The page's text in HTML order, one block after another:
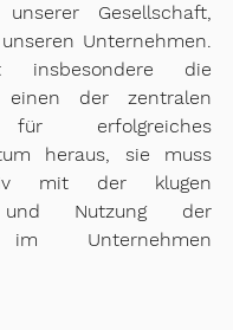
Gesellschaft,
Unternehmen.
insbesondere die
einen der zentralen
für erfolgreiches
heraus, sie muss
mit der klugen
und Nutzung der
im Unternehmen